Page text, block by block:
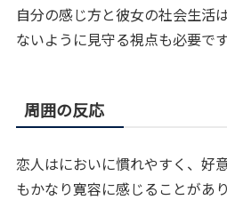
自分の感じ方と彼女の社会生活
ないように見守る視点も必要です
周囲の反応
恋人はにおいに慣れやすく、好
もかなり寛容に感じることがあり